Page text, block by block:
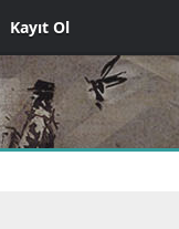
Kayıt Ol